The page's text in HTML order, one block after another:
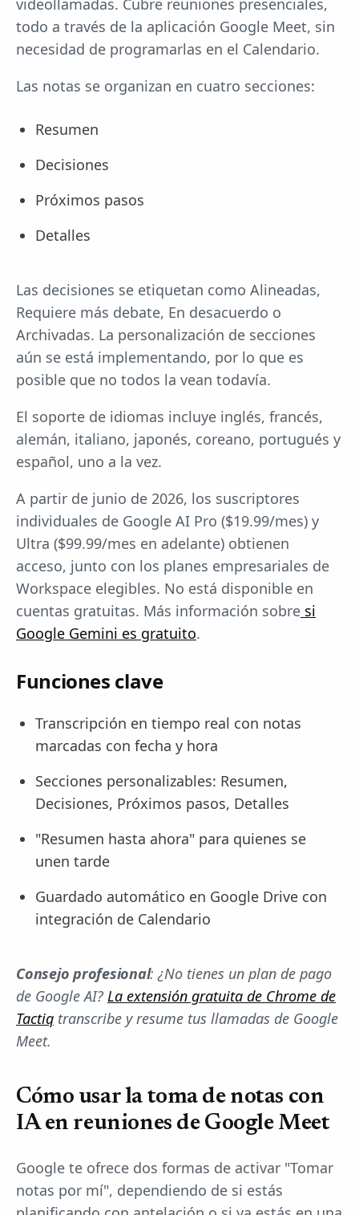
videollamadas. Cubre reuniones presenciales,
todo a través de la aplicación Google Meet, sin
necesidad de programarlas en el Calendario.
Las notas se organizan en cuatro secciones:
Resumen
Decisiones
Próximos pasos
Detalles
Las decisiones se etiquetan como Alineadas,
Requiere más debate, En desacuerdo o
Archivadas. La personalización de secciones
aún se está implementando, por lo que es
posible que no todos la vean todavía.
El soporte de idiomas incluye inglés, francés,
alemán, italiano, japonés, coreano, portugués y
español, uno a la vez.
A partir de junio de 2026, los suscriptores
individuales de Google AI Pro ($19.99/mes) y
Ultra ($99.99/mes en adelante) obtienen
acceso, junto con los planes empresariales de
Workspace elegibles. No está disponible en
cuentas gratuitas. Más información sobre si
Google Gemini es gratuito.
Funciones clave
Transcripción en tiempo real con notas
marcadas con fecha y hora
Secciones personalizables: Resumen,
Decisiones, Próximos pasos, Detalles
"Resumen hasta ahora" para quienes se
unen tarde
Guardado automático en Google Drive con
integración de Calendario
Consejo profesional: ¿No tienes un plan de pago
de Google AI? La extensión gratuita de Chrome de
Tactiq transcribe y resume tus llamadas de Google
Meet.
Cómo usar la toma de notas con
IA en reuniones de Google Meet
Google te ofrece dos formas de activar "Tomar
notas por mí", dependiendo de si estás